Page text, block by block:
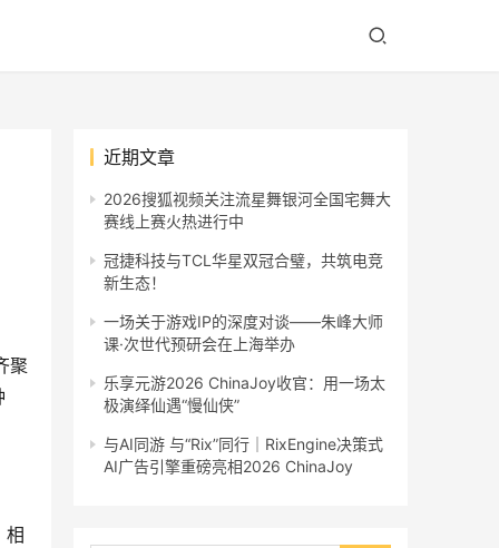
聚
相
近期文章
2026搜狐视频关注流星舞银河全国宅舞大
赛线上赛火热进行中
冠捷科技与TCL华星双冠合璧，共筑电竞
新生态！
一场关于游戏IP的深度对谈——朱峰大师
课·次世代预研会在上海举办
乐享元游2026 ChinaJoy收官：用一场太
极演绎仙遇“慢仙侠”
与AI同游 与“Rix”同行｜RixEngine决策式
AI广告引擎重磅亮相2026 ChinaJoy